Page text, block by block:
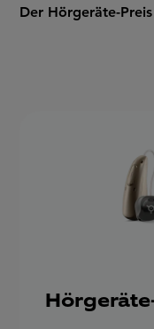
Der Hörgeräte-